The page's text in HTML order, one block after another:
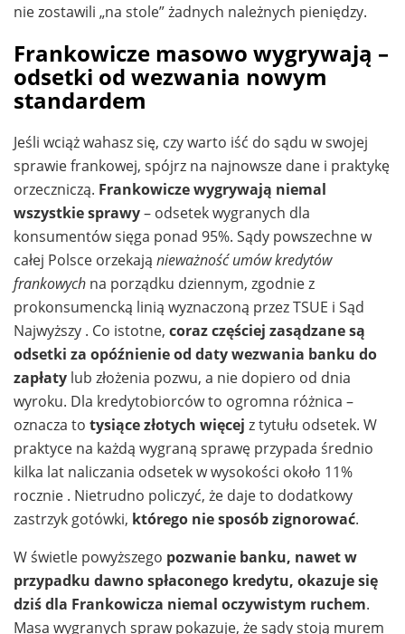
nie zostawili „na stole” żadnych należnych pieniędzy.
Frankowicze masowo wygrywają –
odsetki od wezwania nowym
standardem
Jeśli wciąż wahasz się, czy warto iść do sądu w swojej
sprawie frankowej, spójrz na najnowsze dane i praktykę
orzeczniczą. Frankowicze wygrywają niemal
wszystkie sprawy– odsetek wygranych dla
konsumentów sięga ponad 95%. Sądy powszechne w
całej Polsce orzekają nieważność umów kredytów
frankowych na porządku dziennym, zgodnie z
prokonsumencką linią wyznaczoną przez TSUE i Sąd
Najwyższy . Co istotne, coraz częściej zasądzane są
odsetki za opóźnienie od daty wezwania banku do
zapłaty lub złożenia pozwu, a nie dopiero od dnia
wyroku. Dla kredytobiorców to ogromna różnica –
oznacza to tysiące złotych więcej z tytułu odsetek. W
praktyce na każdą wygraną sprawę przypada średnio
kilka lat naliczania odsetek w wysokości około 11%
rocznie . Nietrudno policzyć, że daje to dodatkowy
zastrzyk gotówki, którego nie sposób zignorować.
W świetle powyższego pozwanie banku, nawet w
przypadku dawno spłaconego kredytu, okazuje się
dziś dla Frankowicza niemal oczywistym ruchem.
Masa wygranych spraw pokazuje, że sądy stoją murem